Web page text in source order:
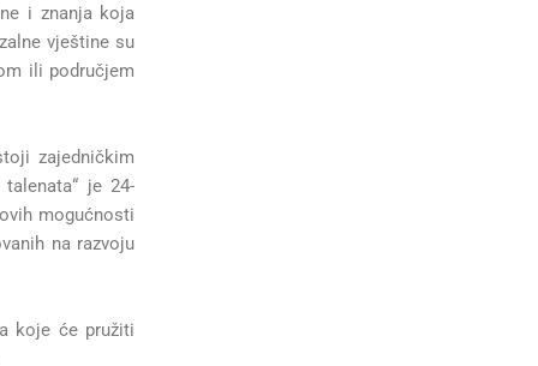
i znanja koja
vještine su
ili područjem
zajedničkim
je 24-
mogućnosti
na razvoju
koje će pružiti